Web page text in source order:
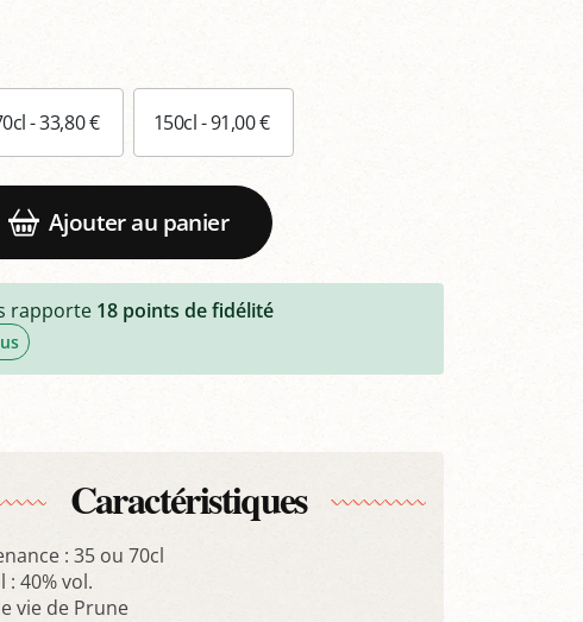
- 33,80 € 150cl - 91,00 €
Ajouter au panier
rapporte 18 points de fidélité
Caractéristiques
: 35 ou 70cl
: 40% vol.
vie de Prune